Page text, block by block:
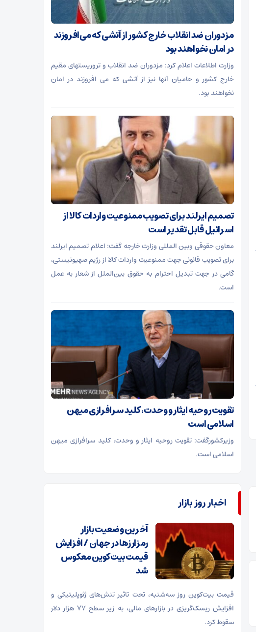
مزدوران ضدانقلاب خارج کشور از آتشی که می‌افروزند
در امان نخواهند بود
وزارت اطلاعات اعلام کرد: مزدوران ضد انقلاب و تروریستهای مقیم
خارج کشور و حامیان آنها نیز از آتشی که می افروزند در امان
نخواهند بود.
تصمیم ایرلند برای تصویب ممنوعیت واردات کالا از
اسرائیل قابل تقدیر است
معاون حقوقی وبین المللی وزارت خارجه گفت: اعلام تصمیم ایرلند
برای تصویب قانونی جهت ممنوعیت واردات کالا از رژیم صهیونیستی،
گامی در جهت تبدیل احترام به حقوق بین‌الملل از شعار به عمل
است.
تقویت روحیه ایثار و وحدت، کلید سرافرازی میهن
اسلامی است
وزیرکشورگفت: تقویت روحیه ایثار و وحدت، کلید سرافرازی میهن
اسلامی است.
اخبار روز بازار
آخرین وضعیت بازار
رمزارزها در جهان / افزایش
قیمت بیت‌کوین معکوس
شد
قیمت بیت‌کوین روز سه‌شنبه، تحت تاثیر تنش‌های ژئوپلیتیکی و
افزایش ریسک‌گریزی در بازارهای مالی، به زیر سطح ۷۷ هزار دلار
سقوط کرد.